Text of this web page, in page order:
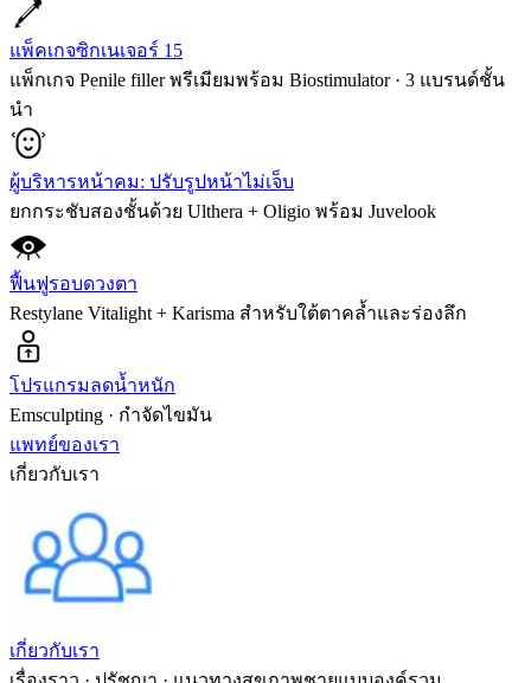
แพ็คเกจซิกเนเจอร์ 15
แพ็กเกจ Penile filler พรีเมียมพร้อม Biostimulator · 3 แบรนด์ชั้น
นำ
ผู้บริหารหน้าคม: ปรับรูปหน้าไม่เจ็บ
ยกกระชับสองชั้นด้วย Ulthera + Oligio พร้อม Juvelook
ฟื้นฟูรอบดวงตา
Restylane Vitalight + Karisma สำหรับใต้ตาคล้ำและร่องลึก
โปรแกรมลดน้ำหนัก
Emsculpting · กำจัดไขมัน
แพทย์ของเรา
เกี่ยวกับเรา
เกี่ยวกับเรา